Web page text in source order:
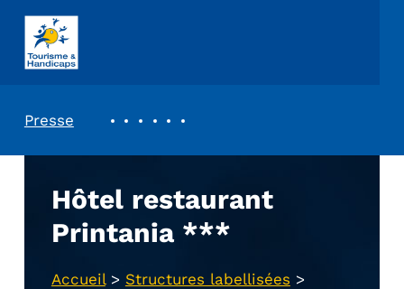
ASSOCIATION TOURISME ET HANDICAPS
Presse
Hôtel restaurant
Printania ***
Accueil> Structures labellisées >